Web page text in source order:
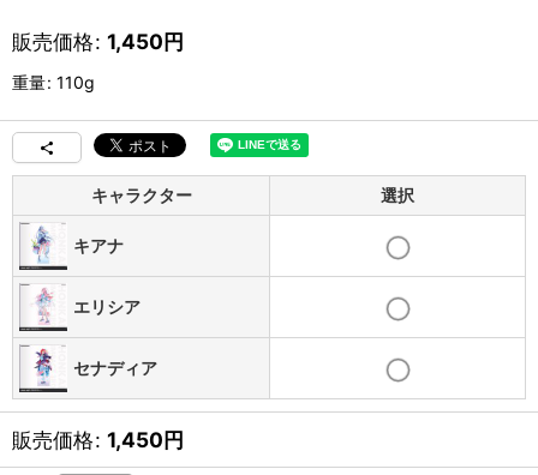
販売価格: 1,450円
重量: 110g
キャラクター 選択
キアナ
エリシア
セナディア
販売価格: 1,450円